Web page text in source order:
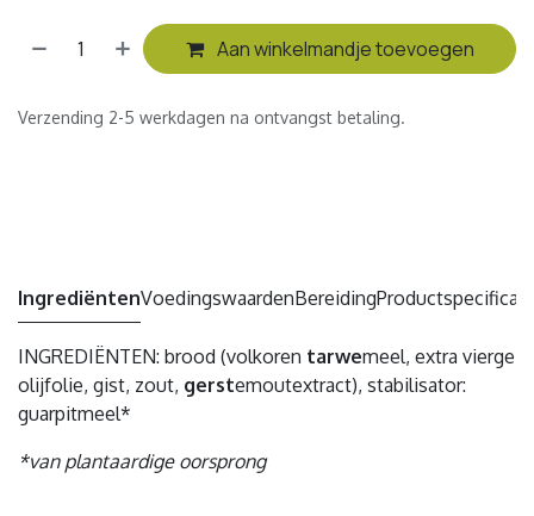
Aan winkelmandje toevoegen
Verzending 2-5 werkdagen na ontvangst betaling.
IngrediëntenVoedingswaardenBereiding
INGREDIËNTEN: brood (volkoren tarwemeel, extra vierge
olijfolie, gist, zout, gerstemoutextract), stabilisator:
guarpitmeel*
*van plantaardige oorsprong